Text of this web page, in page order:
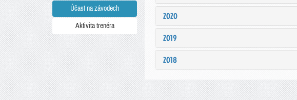
Účast na závodech
Aktivita trenéra
2020
2019
2018